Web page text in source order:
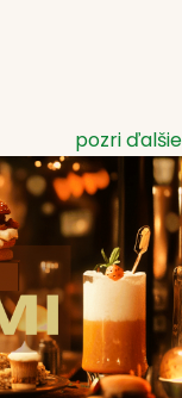
pozri ďalšie